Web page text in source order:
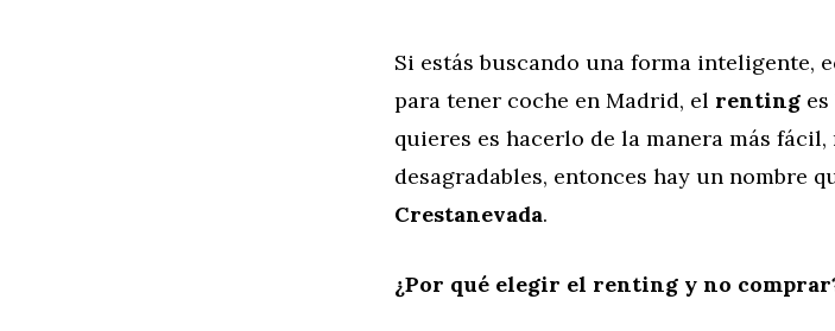
Si estás buscando una forma inteligente,
para tener coche en Madrid, el renting
quieres es hacerlo de la manera más
desagradables, entonces hay un nombre
Crestanevada.
¿Por qué elegir el renting y no